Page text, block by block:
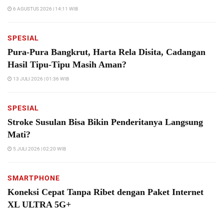
6 AGUSTUS 2026 | 14:11 WIB
SPESIAL
Pura-Pura Bangkrut, Harta Rela Disita, Cadangan
Hasil Tipu-Tipu Masih Aman?
13 JULI 2026 | 01:36 WIB
SPESIAL
Stroke Susulan Bisa Bikin Penderitanya Langsung
Mati?
5 JULI 2026 | 02:20 WIB
SMARTPHONE
Koneksi Cepat Tanpa Ribet dengan Paket Internet
XL ULTRA 5G+